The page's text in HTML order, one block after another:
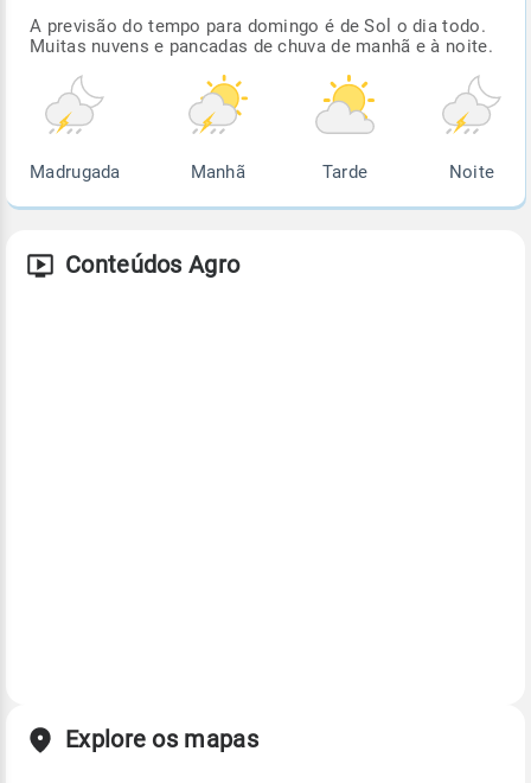
A previsão do tempo para domingo é de Sol o dia todo.
Muitas nuvens e pancadas de chuva de manhã e à noite.
Madrugada Manhã Tarde Noite
Conteúdos Agro
Explore os mapas